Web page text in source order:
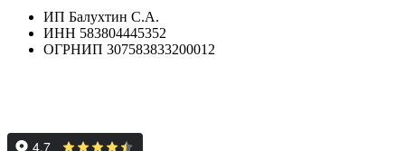
ИП Балухтин С.А.
ИНН 583804445352
ОГРНИП 307583833200012